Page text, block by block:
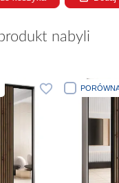
nabyli